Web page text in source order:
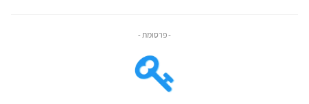
- פרסומת -